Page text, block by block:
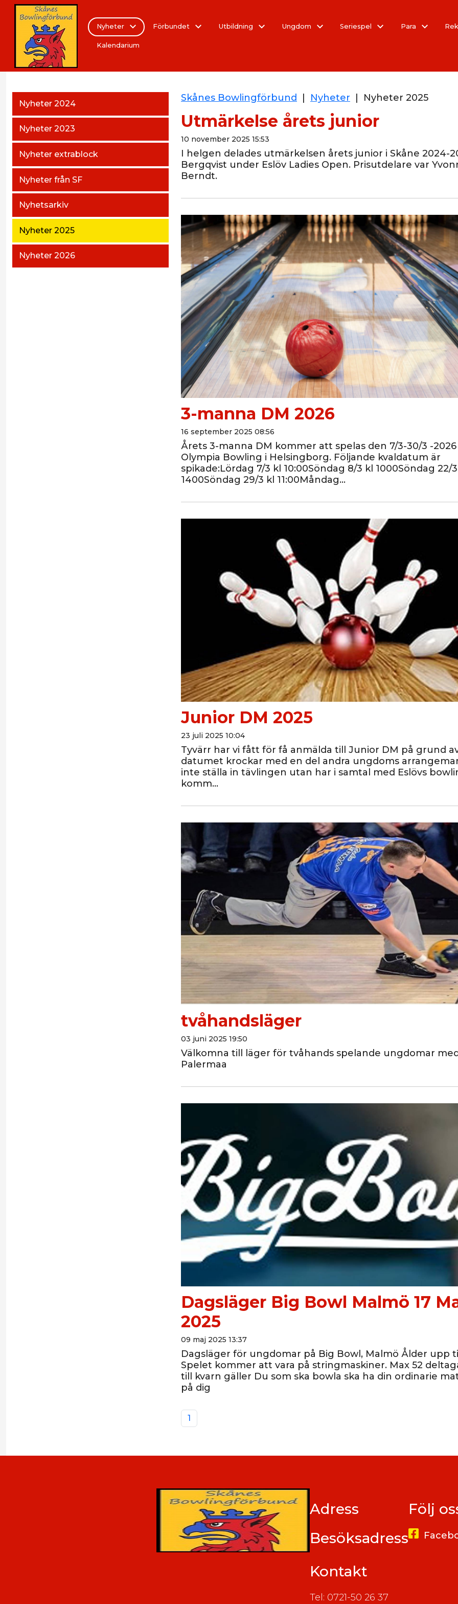
Nyheter Förbundet Utbildning Ungdom Seriespel Para
Kalendarium
Nyheter 2024
Nyheter 2023
Nyheter extrablock
Nyheter från SF
Nyhetsarkiv
Nyheter 2025
Nyheter 2026
Skånes Bowlingförbund Nyheter Nyheter 2025
Utmärkelse årets junior
10 november 2025 15:53
I helgen delades utmärkelsen årets junior i Skåne 2024-
Bergqvist under Eslöv Ladies Open. Prisutdelare var
Berndt.
3-manna DM 2026
16 september 2025 08:56
Årets 3-manna DM kommer att spelas den 7/3-30/3 -
Olympia Bowling i Helsingborg. Följande kvaldatum är
spikade:Lördag 7/3 kl 10:00Söndag 8/3 kl 1000Söndag 22/
1400Söndag 29/3 kl 11:00Måndag…
Junior DM 2025
23 juli 2025 10:04
Tyvärr har vi fått för få anmälda till Junior DM på grund
datumet krockar med en del andra ungdoms
inte ställa in tävlingen utan har i samtal med Eslövs
komm…
tvåhandsläger
03 juni 2025 19:50
Välkomna till läger för tvåhands spelande ungdomar
Palermaa
Dagsläger Big Bowl Malmö 17
2025
09 maj 2025 13:37
Dagsläger för ungdomar på Big Bowl, Malmö Ålder upp
Spelet kommer att vara på stringmaskiner. Max 52
till kvarn gäller Du som ska bowla ska ha din ordinarie
på dig
1
Adress
Besöksadress
Kontakt
Tel: 0721-50 26 37
Följ